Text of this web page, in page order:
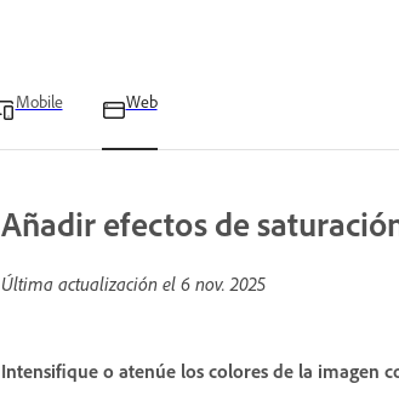
Mobile Web
Añadir efectos de
Última actualización el 6 nov. 2025
Intensifique o atenúe los colores de la imagen